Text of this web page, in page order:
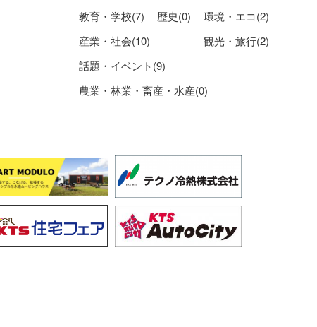
教育・学校(7)
歴史(0)
環境・エコ(2)
産業・社会(10)
観光・旅行(2)
話題・イベント(9)
農業・林業・畜産・水産(0)